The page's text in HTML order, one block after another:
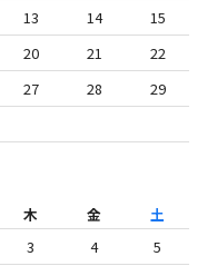
13 14
15
20 21
22
27 28
29
木 金
土
3 4
5